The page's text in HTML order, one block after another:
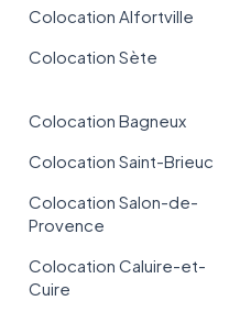
Colocation Alfortville
Colocation Sète
Colocation Bagneux
Colocation Saint-Brieuc
Colocation Salon-de-
Provence
Colocation Caluire-et-
Cuire